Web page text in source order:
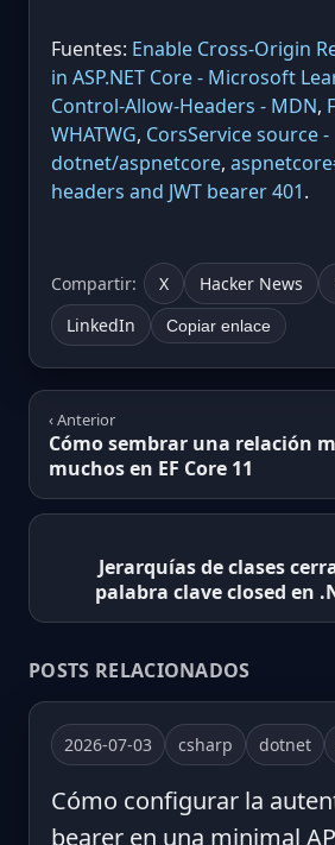
Fuentes: Enable Cross-Origin
in ASP.NET Core - Microsoft
Control-Allow-Headers - MDN,
WHATWG, CorsService source -
dotnet/aspnetcore,
headers and JWT bearer 401.
Compartir: X Hacker News
LinkedIn
Copiar enlace
‹ Anterior
Cómo sembrar una relación
muchos en EF Core 11
Jerarquías de clases
palabra clave closed en
POSTS RELACIONADOS
2026-07-03 csharp dotnet
Cómo configurar la
bearer en una minimal